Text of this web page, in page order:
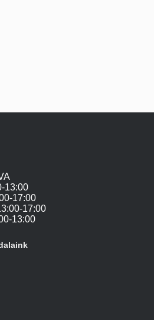
13:00
17:00
17:00
13:00